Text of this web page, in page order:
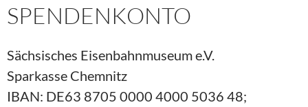
SPENDENKONTO
Sächsisches Eisenbahnmuseum e.V.
Sparkasse Chemnitz
IBAN: DE63 8705 0000 4000 5036 48;